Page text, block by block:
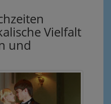
Vielfalt
und